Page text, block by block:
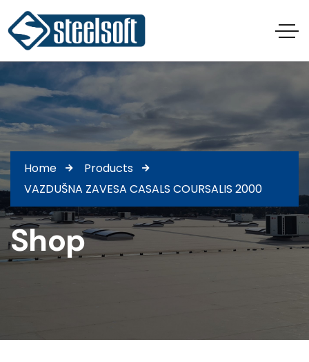
Home
Products
VAZDUŠNA ZAVESA CASALS COURSALIS 2000
Shop